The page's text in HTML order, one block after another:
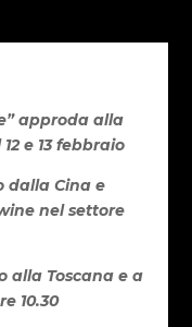
approda alla
e 13 febbraio
dalla Cina e
nel settore
alla Toscana e a
10.30